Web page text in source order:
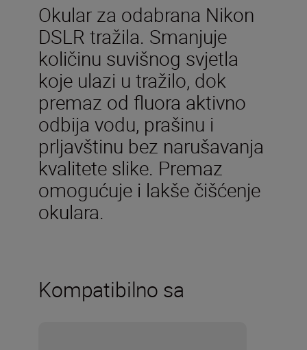
Okular za odabrana Nikon
DSLR tražila. Smanjuje
količinu suvišnog svjetla
koje ulazi u tražilo, dok
premaz od fluora aktivno
odbija vodu, prašinu i
prljavštinu bez narušavanja
kvalitete slike. Premaz
omogućuje i lakše čišćenje
okulara.
Kompatibilno sa